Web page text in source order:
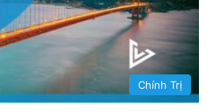
Chính Trị